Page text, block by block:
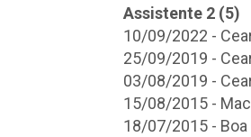
Assistente 2 (5)
10/09/2022 -
25/09/2019 -
03/08/2019 -
15/08/2015 -
18/07/2015 - Boa